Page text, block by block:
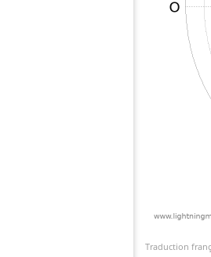
Traduction